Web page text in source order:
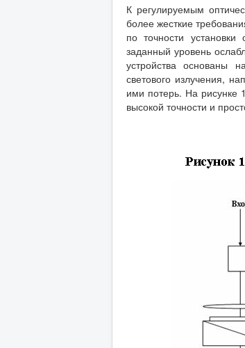
К регулируемым
более жесткие
по точности
заданный уровень
устройства основаны
светового излучения,
ими потерь. На рисунке
высокой точности и